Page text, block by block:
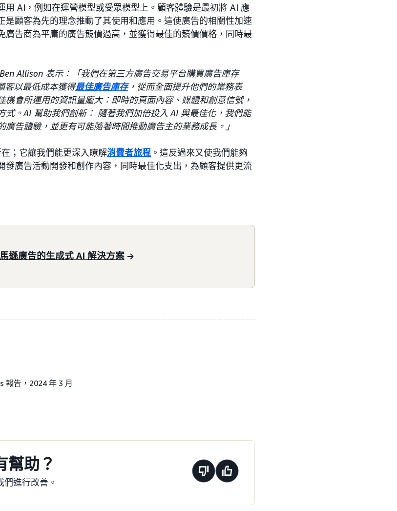
用 AI，例如在運營模型或受眾模型上。顧客體驗是最初將 AI 應
是顧客為先的理念推動了其使用和應用。這使廣告的相關性加速
廣告商為平庸的廣告競價過高，並獲得最佳的競價價格，同時最
Allison 表示：「我們在第三方廣告交易平台購買廣告庫存
客以最低成本獲得最佳廣告庫存，從而全面提升他們的業務表
機會所運用的資訊量龐大：即時的頁面內容、媒體和創意信號，
式。AI 幫助我們創新： 隨著我們加倍投入 AI 與最佳化，我們能
廣告體驗，並更有可能隨著時間推動廣告主的業務成長。」
；它讓我們能更深入瞭解消費者旅程 。這反過來又使我們能夠
發廣告活動開發和創作內容，同時最佳化支出，為顧客提供更流
遜廣告的生成式 AI 解決方案
報告，2024 年 3 月
幫助？
進行改善。